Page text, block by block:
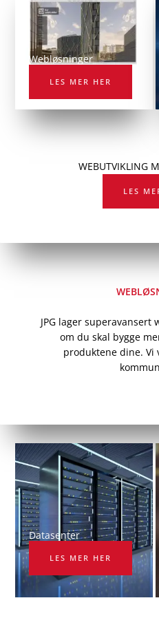
Webløsninger
LES MER HER
WEBUTVIKLING
LES
JPG lager
om du skal bygge
produktene dine. Vi
Datasenter
LES MER HER